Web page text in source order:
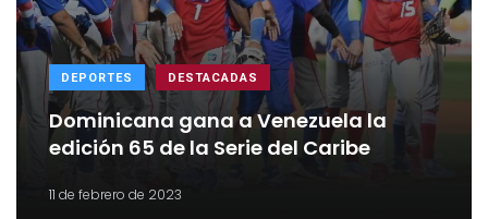
DEPORTES DESTACADAS
Dominicana gana a Venezuela la
edición 65 de la Serie del Caribe
11 de febrero de 2023